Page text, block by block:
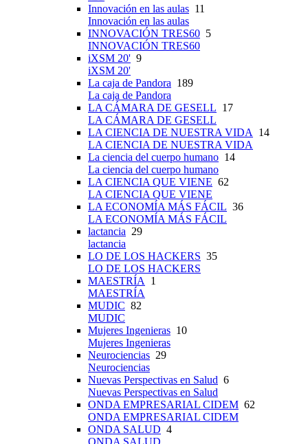
Innovación en las aulas 11
Innovación en las aulas
INNOVACIÓN TRES60 5
INNOVACIÓN TRES60
iXSM 20' 9
iXSM 20'
La caja de Pandora 189
La caja de Pandora
LA CÁMARA DE GESELL 17
LA CÁMARA DE GESELL
LA CIENCIA DE NUESTRA VIDA
14
LA CIENCIA DE NUESTRA VIDA
La ciencia del cuerpo humano 14
La ciencia del cuerpo humano
LA CIENCIA QUE VIENE 62
LA CIENCIA QUE VIENE
LA ECONOMÍA MÁS FÁCIL 36
LA ECONOMÍA MÁS FÁCIL
lactancia 29
lactancia
LO DE LOS HACKERS 35
LO DE LOS HACKERS
MAESTRÍA
1
MAESTRÍA
MUDIC 82
MUDIC
Mujeres Ingenieras 10
Mujeres Ingenieras
Neurociencias 29
Neurociencias
Nuevas Perspectivas en Salud 6
Nuevas Perspectivas en Salud
ONDA EMPRESARIAL CIDEM 62
ONDA EMPRESARIAL CIDEM
ONDA SALUD 4